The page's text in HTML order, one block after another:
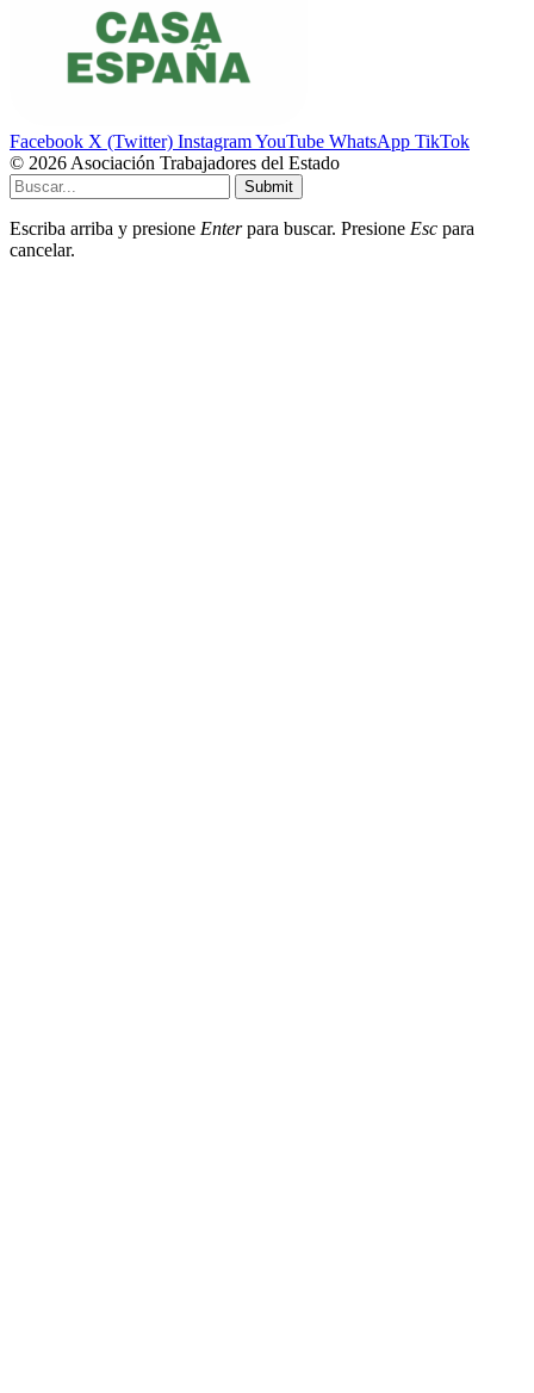
Facebook X (Twitter) InstagramYouTube WhatsApp TikTok
© 2026 Asociación Trabajadores del Estado
Submit
Escriba arriba y presione Enterpara buscar. Presione Esc para
cancelar.